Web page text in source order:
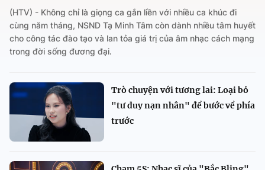
(HTV) - Không chỉ là giọng ca gắn liền với nhiều ca khúc đi
cùng năm tháng, NSND Tạ Minh Tâm còn dành nhiều tâm huyết
cho công tác đào tạo và lan tỏa giá trị của âm nhạc cách mạng
trong đời sống đương đại.
Trò chuyện với tương lai: Loại bỏ
"tư duy nạn nhân" để bước về phía
trước